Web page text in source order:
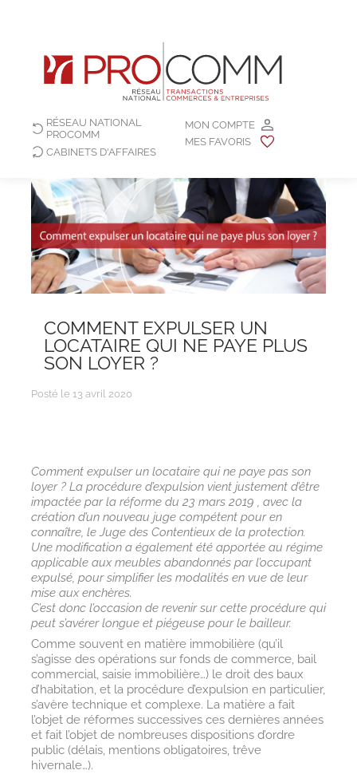
MON COMPTE
MES FAVORIS
RÉSEAU NATIONAL
PROCOMM
CABINETS D'AFFAIRES
Comment expulser un locataire qui ne paye pas son
loyer ? La procédure d’expulsion vient justement d’être
impactée par la réforme du 23 mars 2019 , avec la
création d’un nouveau juge compétent pour en
connaître, le Juge des Contentieux de la protection.
Une modification a également été apportée au régime
applicable aux meubles abandonnés par l’occupant
expulsé, pour simplifier les modalités en vue de leur
mise aux enchères.
C’est donc l’occasion de revenir sur cette procédure qui
peut s’avérer longue et piégeuse pour le bailleur.
Comme souvent en matière immobilière (qu’il
s’agisse des opérations sur fonds de commerce, bail
commercial, saisie immobilière…) le droit des baux
d’habitation, et la procédure d’expulsion en particulier,
s’avère technique et complexe. La matière a fait
l’objet de réformes successives ces dernières années
et fait l’objet de nombreuses dispositions d’ordre
public (délais, mentions obligatoires, trêve
hivernale…).
COMMENT EXPULSER UN
LOCATAIRE QUI NE PAYE PLUS
SON LOYER ?
Posté le 13 avril 2020